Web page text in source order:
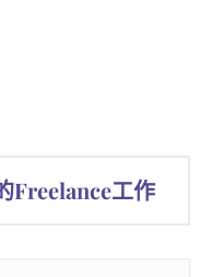
Freelance工作